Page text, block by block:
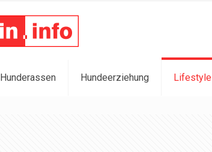
Hunderassen Hundeerziehung Lifestyle